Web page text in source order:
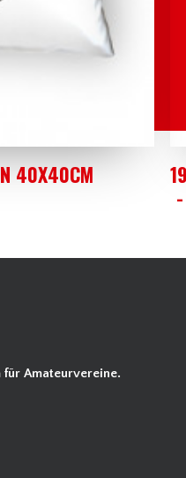
40X40CM
für Amateurvereine.